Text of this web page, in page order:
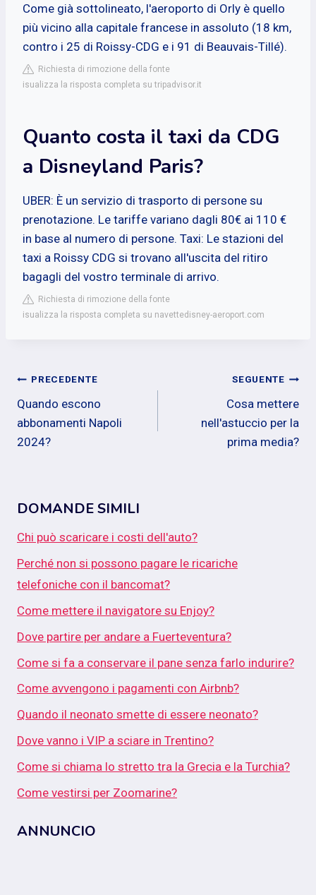
Come già sottolineato, l'aeroporto di Orly è quello
più vicino alla capitale francese in assoluto (18 km,
contro i 25 di Roissy-CDG e i 91 di Beauvais-Tillé).
Richiesta di rimozione della fonte
isualizza la risposta completa su tripadvisor.it
Quanto costa il taxi da CDG
a Disneyland Paris?
UBER: È un servizio di trasporto di persone su
prenotazione. Le tariffe variano dagli 80€ ai 110 €
in base al numero di persone. Taxi: Le stazioni del
taxi a Roissy CDG si trovano all'uscita del ritiro
bagagli del vostro terminale di arrivo.
Richiesta di rimozione della fonte
isualizza la risposta completa su navettedisney-aeroport.com
Navigazione
articoli
PRECEDENTE
Quando escono
abbonamenti Napoli
2024?
SEGUENTE
Cosa mettere
nell'astuccio per la
prima media?
DOMANDE SIMILI
Chi può scaricare i costi dell'auto?
Perché non si possono pagare le ricariche
telefoniche con il bancomat?
Come mettere il navigatore su Enjoy?
Dove partire per andare a Fuerteventura?
Come si fa a conservare il pane senza farlo indurire?
Come avvengono i pagamenti con Airbnb?
Quando il neonato smette di essere neonato?
Dove vanno i VIP a sciare in Trentino?
Come si chiama lo stretto tra la Grecia e la Turchia?
Come vestirsi per Zoomarine?
ANNUNCIO